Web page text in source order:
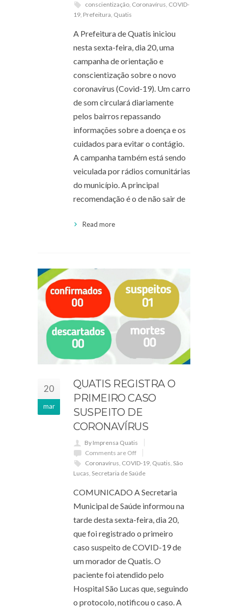
conscientização, Coronavírus, COVID-
19, Prefeitura, Quatis
A Prefeitura de Quatis iniciou
nesta sexta-feira, dia 20, uma
campanha de orientação e
conscientização sobre o novo
coronavírus (Covid-19). Um carro
de som circulará diariamente
pelos bairros repassando
informações sobre a doença e os
cuidados para evitar o contágio.
A campanha também está sendo
veiculada por rádios comunitárias
do município. A principal
recomendação é o de não sair de
Read more
20
mar
QUATIS REGISTRA O
PRIMEIRO CASO
SUSPEITO DE
CORONAVÍRUS
By Imprensa Quatis
Comments are Off
Coronavírus COVID-19 Quatis São
Lucas Secretaria de Saúde
COMUNICADO A Secretaria
Municipal de Saúde informou na
tarde desta sexta-feira, dia 20,
que foi registrado o primeiro
caso suspeito de COVID-19 de
um morador de Quatis. O
paciente foi atendido pelo
Hospital São Lucas que, seguindo
o protocolo, notificou o caso. A